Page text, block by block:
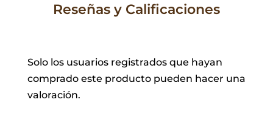
Reseñas y Calificaciones
Solo los usuarios registrados que hayan
comprado este producto pueden hacer una
valoración.